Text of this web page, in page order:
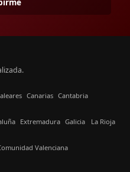
Canarias Cantabria
Extremadura Galicia La Rioja
Valenciana